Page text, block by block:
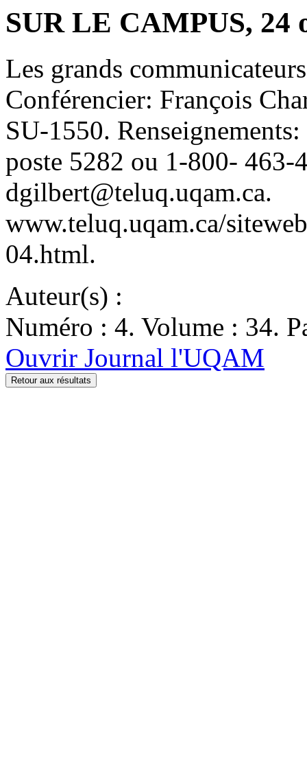
SUR LE CAMPUS, 24
Les grands
Conférencier: François
SU-1550.
poste 5282 ou 1-800- 463-
dgilbert@teluq.uqam.ca.
www.teluq.uqam.ca/
04.html.
Auteur(s) :
Numéro : 4. Volume : 34.
Ouvrir Journal l'UQAM
Retour aux résultats